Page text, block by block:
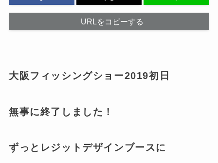
URLをコピーする
大阪フィッシングショー2019初日
無事に終了しました！
ずっとレジットデザインブースに